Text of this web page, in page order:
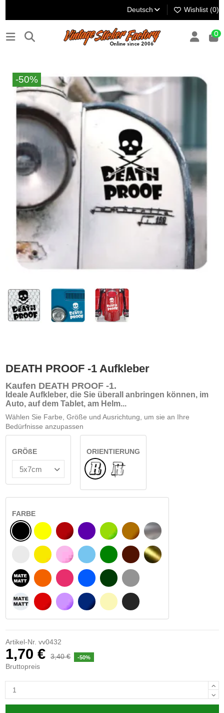
Deutsch Wishlist (0)
0
-50%
DEATH PROOF -1 Aufkleber
Kaufen DEATH PROOF -1.
Ideale Aufkleber, die Sie überall anbringen können, im
Auto, auf dem Tablet, am Helm...
Wählen Sie Farbe, Größe und Ausrichtung, um sie an Ihre
Bedürfnisse anzupassen
GRÖßE
ORIENTIERUNG
NormaleINNEN GLAS
FARBE
SCHWARZ
WEIß
MATTSCHWARZ
MATTWEIß
GELB
GELBES SIGNAL
ORANGE
ROT
BURGUND
ROSE
FUCHSIA
LILA
VIOLETT
HELLBLAU
BLAU
DUNKELBLAU
HELLGRÜN
GRÜN
DUNKELGRÜN
BEIGE
HASELNUSS
DUNKELBRAUN
HELLGRAU
DUNKELGRAU
SILBER
GOLD
Artikel-Nr. vv0432
1,70 € 3,40 € -50%
Bruttopreis